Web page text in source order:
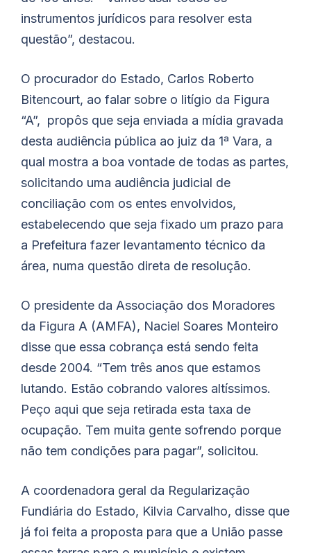
instrumentos jurídicos para resolver esta
questão”, destacou.
O procurador do Estado, Carlos Roberto
Bitencourt, ao falar sobre o litígio da Figura
“A”, propôs que seja enviada a mídia gravada
desta audiência pública ao juiz da 1ª Vara, a
qual mostra a boa vontade de todas as partes,
solicitando uma audiência judicial de
conciliação com os entes envolvidos,
estabelecendo que seja fixado um prazo para
a Prefeitura fazer levantamento técnico da
área, numa questão direta de resolução.
O presidente da Associação dos Moradores
da Figura A (AMFA), Naciel Soares Monteiro
disse que essa cobrança está sendo feita
desde 2004. “Tem três anos que estamos
lutando. Estão cobrando valores altíssimos.
Peço aqui que seja retirada esta taxa de
ocupação. Tem muita gente sofrendo porque
não tem condições para pagar”, solicitou.
A coordenadora geral da Regularização
Fundiária do Estado, Kilvia Carvalho, disse que
já foi feita a proposta para que a União passe